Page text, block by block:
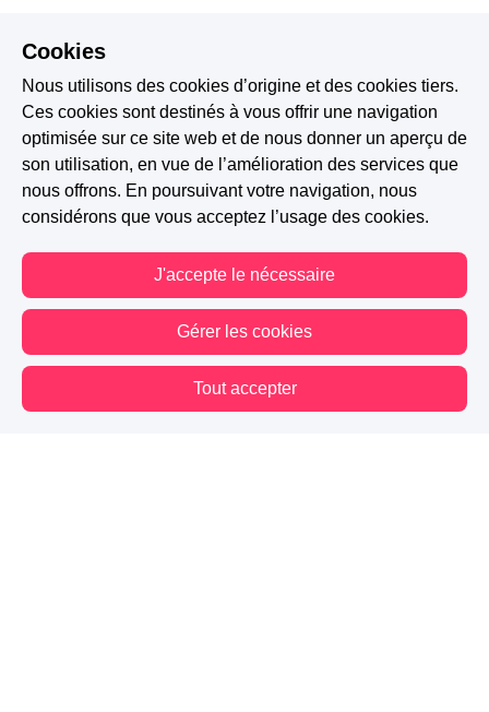
Cookies
Nous utilisons des cookies d’origine et des cookies tiers.
Ces cookies sont destinés à vous offrir une navigation
optimisée sur ce site web et de nous donner un aperçu de
son utilisation, en vue de l’amélioration des services que
nous offrons. En poursuivant votre navigation, nous
considérons que vous acceptez l’usage des cookies.
J'accepte le nécessaire
Gérer les cookies
Tout accepter